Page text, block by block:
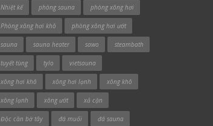
Nhiệt kế phòng sauna phòng xông hơi
Phòng xông hơi khô phòng xông hơi ướt
sauna sauna heater sawo steambath
tuyết tùng tylo vietsauna
xông hơi khô xông hơi lạnh xông khô
xông lạnh xông ướt xả cặn
Độc cần bờ tây đá muối đá sauna